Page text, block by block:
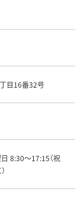
目16番32号
8:30～17:15（祝